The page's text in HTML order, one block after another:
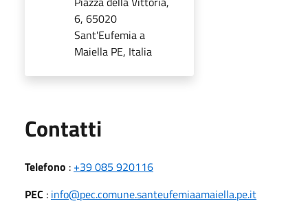
6, 65020
Sant'Eufemia a
Maiella PE, Italia
Contatti
Telefono : +39 085 920116
PEC : info@pec.comune.santeufemiaamaiella.pe.it